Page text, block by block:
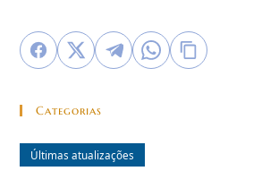
Categorias
Últimas atualizações